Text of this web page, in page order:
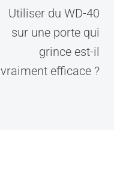
Utiliser du WD-40
sur une porte qui
grince est-il
vraiment efficace ?